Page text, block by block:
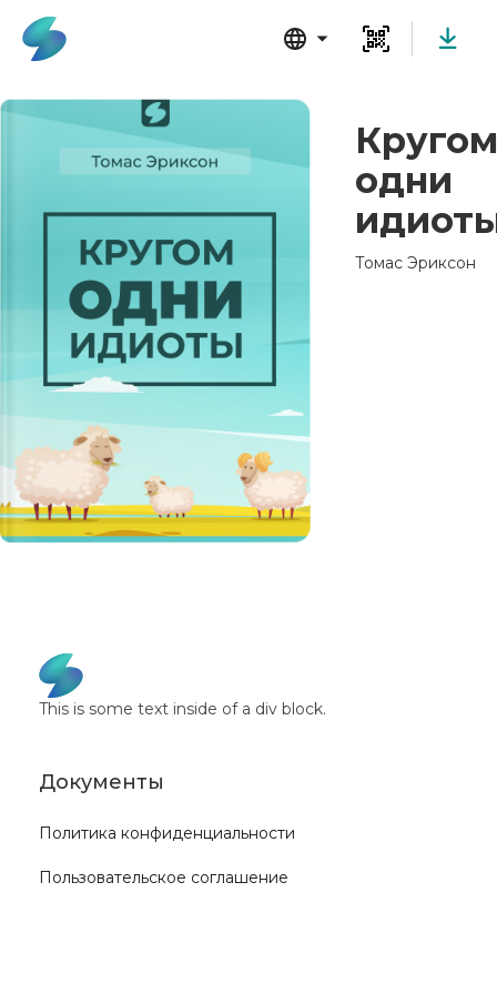
Кругом
одни
Томас Эриксон
This is some text inside of a div block.
Документы
Политика конфиденциальности
Пользовательское соглашение